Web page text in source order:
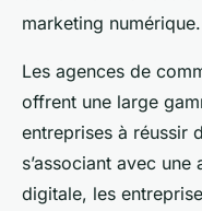
marketing numérique.
Les agences de
offrent une large
entreprises à réussir
s’associant avec
digitale, les